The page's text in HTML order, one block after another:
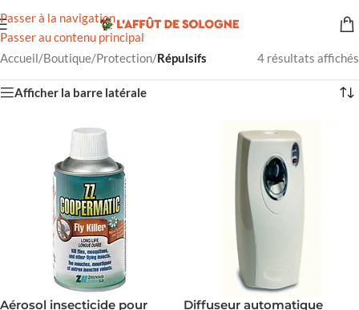
Passer à la navigation
Passer au contenu principal
Accueil/Boutique/Protection/Répulsifs 4 résultats affichés
Afficher la barre latérale
Aérosol insecticide pour
Diffuseur automatique